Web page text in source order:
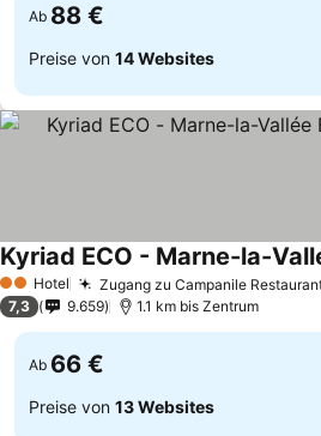
Ab 88 €
Preise von 14 Websites
2 Sterne
Hotel Zugang zu Campanile
7,3 9.659 1.1 km bis Zentrum
Ab 66 €
Preise von 13 Websites